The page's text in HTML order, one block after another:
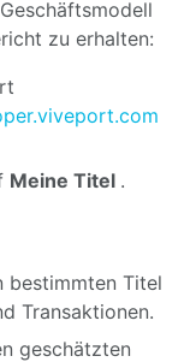
zu erhalten:
Meine Titel .
bestimmten Titel
Transaktionen.
geschätzten